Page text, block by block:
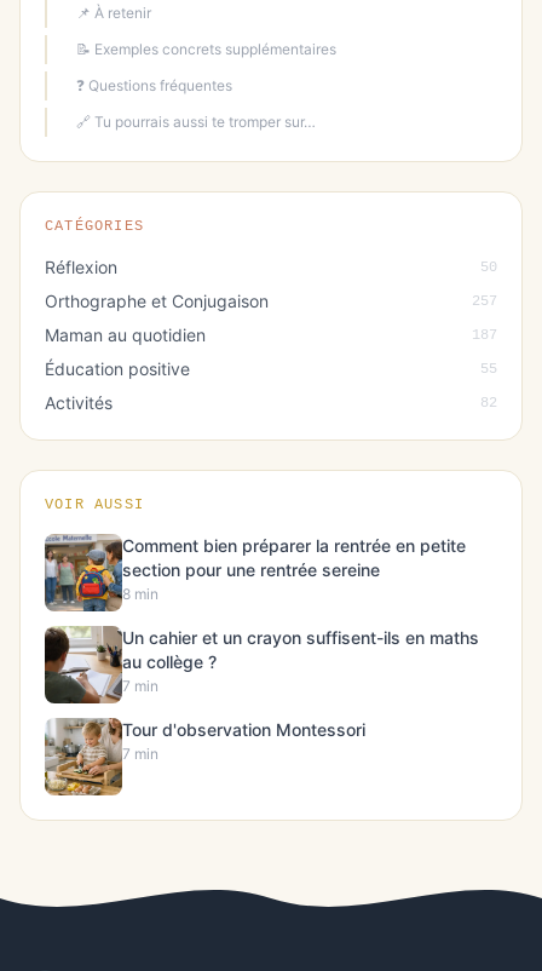
📌 À retenir
📝 Exemples concrets supplémentaires
❓ Questions fréquentes
🔗 Tu pourrais aussi te tromper sur…
CATÉGORIES
Réflexion 50
Orthographe et Conjugaison 257
Maman au quotidien 187
Éducation positive 55
Activités 82
VOIR AUSSI
Comment bien préparer la rentrée en petite
section pour une rentrée sereine
8 min
Un cahier et un crayon suffisent-ils en maths
au collège ?
7 min
Tour d'observation Montessori
7 min